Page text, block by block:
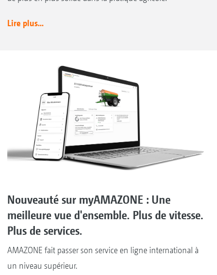
Lire plus...
Nouveauté sur myAMAZONE : Une
meilleure vue d'ensemble. Plus de vitesse.
Plus de services.
AMAZONE fait passer son service en ligne international à
un niveau supérieur.